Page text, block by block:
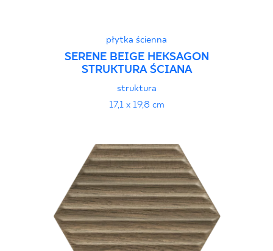
płytka ścienna
SERENE BEIGE HEKSAGON
STRUKTURA ŚCIANA
struktura
17,1 x 19,8 cm